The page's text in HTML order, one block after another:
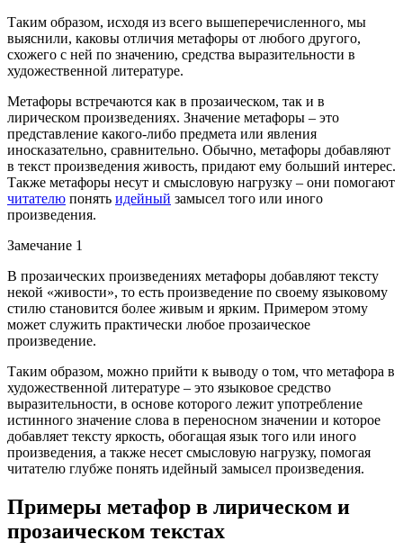
Таким образом, исходя из всего вышеперечисленного, мы
выяснили, каковы отличия метафоры от любого другого,
схожего с ней по значению, средства выразительности в
художественной литературе.
Метафоры встречаются как в прозаическом, так и в
лирическом произведениях. Значение метафоры – это
представление какого-либо предмета или явления
иносказательно, сравнительно. Обычно, метафоры добавляют
в текст произведения живость, придают ему больший интерес.
Также метафоры несут и смысловую нагрузку – они помогают
читателю понять идейный замысел того или иного
произведения.
Замечание 1
В прозаических произведениях метафоры добавляют тексту
некой «живости», то есть произведение по своему языковому
стилю становится более живым и ярким. Примером этому
может служить практически любое прозаическое
произведение.
Таким образом, можно прийти к выводу о том, что метафора в
художественной литературе – это языковое средство
выразительности, в основе которого лежит употребление
истинного значение слова в переносном значении и которое
добавляет тексту яркость, обогащая язык того или иного
произведения, а также несет смысловую нагрузку, помогая
читателю глубже понять идейный замысел произведения.
Примеры метафор в лирическом и
прозаическом текстах